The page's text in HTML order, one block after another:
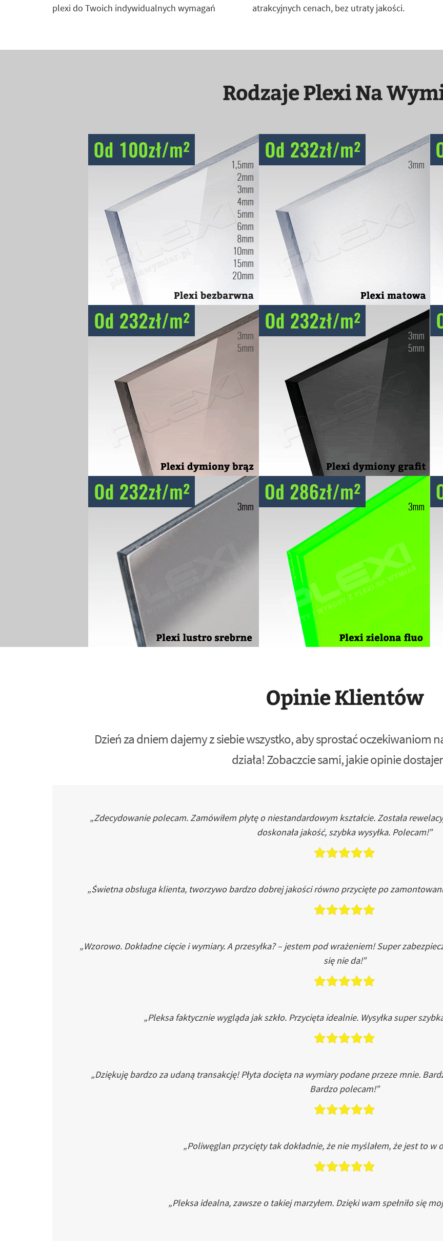
plexi do Twoich indywidualnych wymagań
atrakcyjnych cenach, bez utraty jakości.
Rodzaje Plexi Na
Opinie Klientów
Dzień za dniem dajemy z siebie wszystko, aby sprostać oczekiwaniom
działa! Zobaczcie sami, jakie opinie
„Zdecydowanie polecam. Zamówiłem płytę o niestandardowym kształcie. Została
doskonała jakość, szybka wysyłka. Polecam!”
„Świetna obsługa klienta, tworzywo bardzo dobrej jakości równo przycięte po
„Wzorowo. Dokładne cięcie i wymiary. A przesyłka? – jestem pod wrażeniem! Super
się nie da!”
„Pleksa faktycznie wygląda jak szkło. Przycięta idealnie. Wysyłka super
„Dziękuję bardzo za udaną transakcję! Płyta docięta na wymiary podane przeze mnie.
Bardzo polecam!”
„Poliwęglan przycięty tak dokładnie, że nie myślałem, że jest to w
„Pleksa idealna, zawsze o takiej marzyłem. Dzięki wam spełniło się